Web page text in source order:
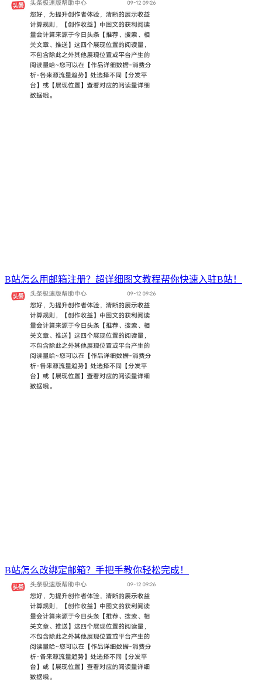
B站怎么用邮箱注册？超详细图文教程帮你快速入驻B站！
B站怎么改绑定邮箱？手把手教你轻松完成！